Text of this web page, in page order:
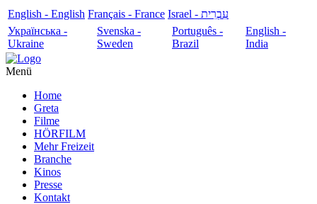
English - English Français - France
עִבְרִית - Israel
Українська -
Ukraine
Svenska -
Sweden
Português -
Brazil
English -
India
Menü
Home
Greta
Filme
HÖRFILM
Mehr Freizeit
Branche
Kinos
Presse
Kontakt